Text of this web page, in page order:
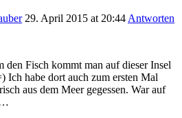
29. April 2015 at 20:44 Antworten
den Fisch kommt man auf dieser Insel
Ich habe dort auch zum ersten Mal
aus dem Meer gegessen. War auf